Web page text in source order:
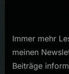
Immer mehr
meinen
Beiträge